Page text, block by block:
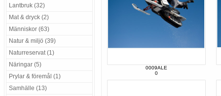
Lantbruk (32)
Mat & dryck (2)
Människor (63)
Natur & miljö (39)
Naturreservat (1)
Näringar (5)
Prylar & föremål (1)
Samhälle (13)
0009ALE
0